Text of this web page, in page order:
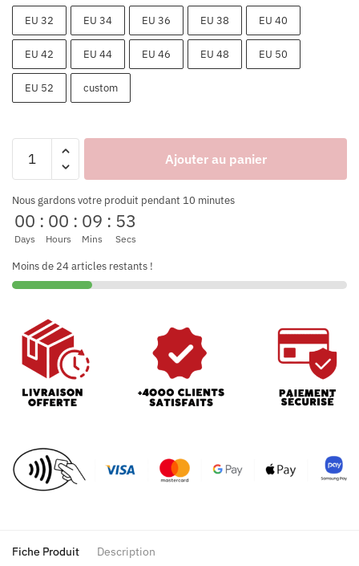
EU 32 EU 34 EU 36 EU 38 EU 40
EU 42 EU 44 EU 46 EU 48 EU 50
EU 52 custom
Ajouter au panier
Nous gardons votre produit pendant 10 minutes
00
Days
: 00
Hours
: 09
Mins
: 53
Secs
Moins de 24 articles restants !
Fiche Produit Description